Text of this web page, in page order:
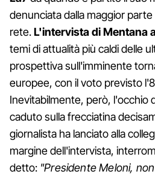
denunciata dalla maggior
rete.L'intervista di Mentana
temi di attualità più caldi delle
prospettiva sull'imminente
europee, con il voto previsto
Inevitabilmente, però, l'occhio
caduto sulla frecciatina
giornalista ha lanciato alla
margine dell'intervista,
detto: "Presidente Meloni,